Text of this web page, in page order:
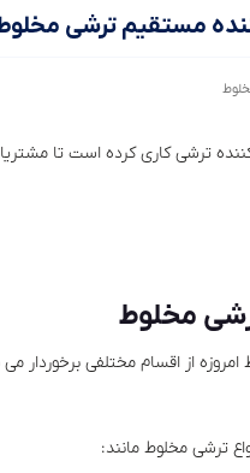
مستقیم ترشی
ترشی کاری کرده است تا
مخلوط
امروزه از اقسام مختلفی
ترشی مخلوط مانند: